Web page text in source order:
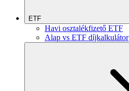
ETF
Havi osztalékfizető ETF
Alap vs ETF díjkalkulátor